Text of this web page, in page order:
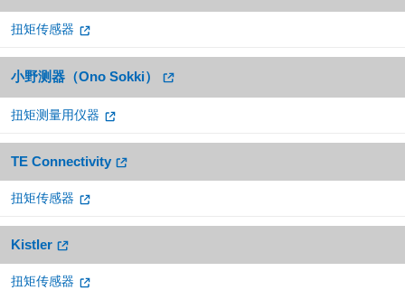
扭矩传感器
小野测器（Ono Sokki）
扭矩测量用仪器
TE Connectivity
扭矩传感器
Kistler
扭矩传感器